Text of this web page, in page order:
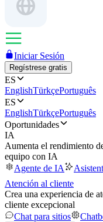
Iniciar Sesión
Regístrese gratis
ES
EnglishTürkçePortuguês
ES
EnglishTürkçePortuguês
Oportunidades
IA
Aumenta el rendimiento
equipo con IA
Agente de IA
Atención al cliente
Crea una experiencia de
cliente excepcional
Chat para sitios